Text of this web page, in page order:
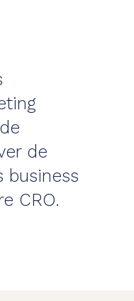
de
business
CRO.